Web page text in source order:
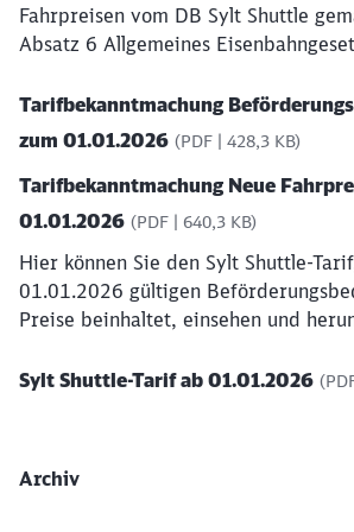
Fahrpreisen vom DB Sylt Shuttle
Absatz 6 Allgemeines
Tarifbekanntmachung
zum 01.01.2026 (PDF | 428,3 KB)
Tarifbekanntmachung Neue
01.01.2026 (PDF | 640,3 KB)
Hier können Sie den Sylt Shuttle-
01.01.2026 gültigen
Preise beinhaltet, einsehen und
Sylt Shuttle-Tarif ab 01.01.2026
Archiv
Möchten Sie zu